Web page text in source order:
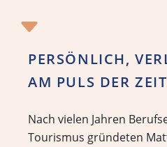
Nach vielen Jahren
Tourismus gründeten
PERSÖNLICH,
AM PULS DER